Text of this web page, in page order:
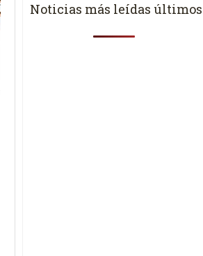
Noticias más leídas últimos